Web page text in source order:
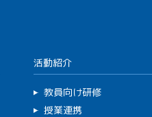
活動紹介
教員向け研修
授業連携